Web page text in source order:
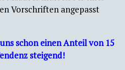
Vorschriften angepasst
schon einen Anteil von 15
steigend!